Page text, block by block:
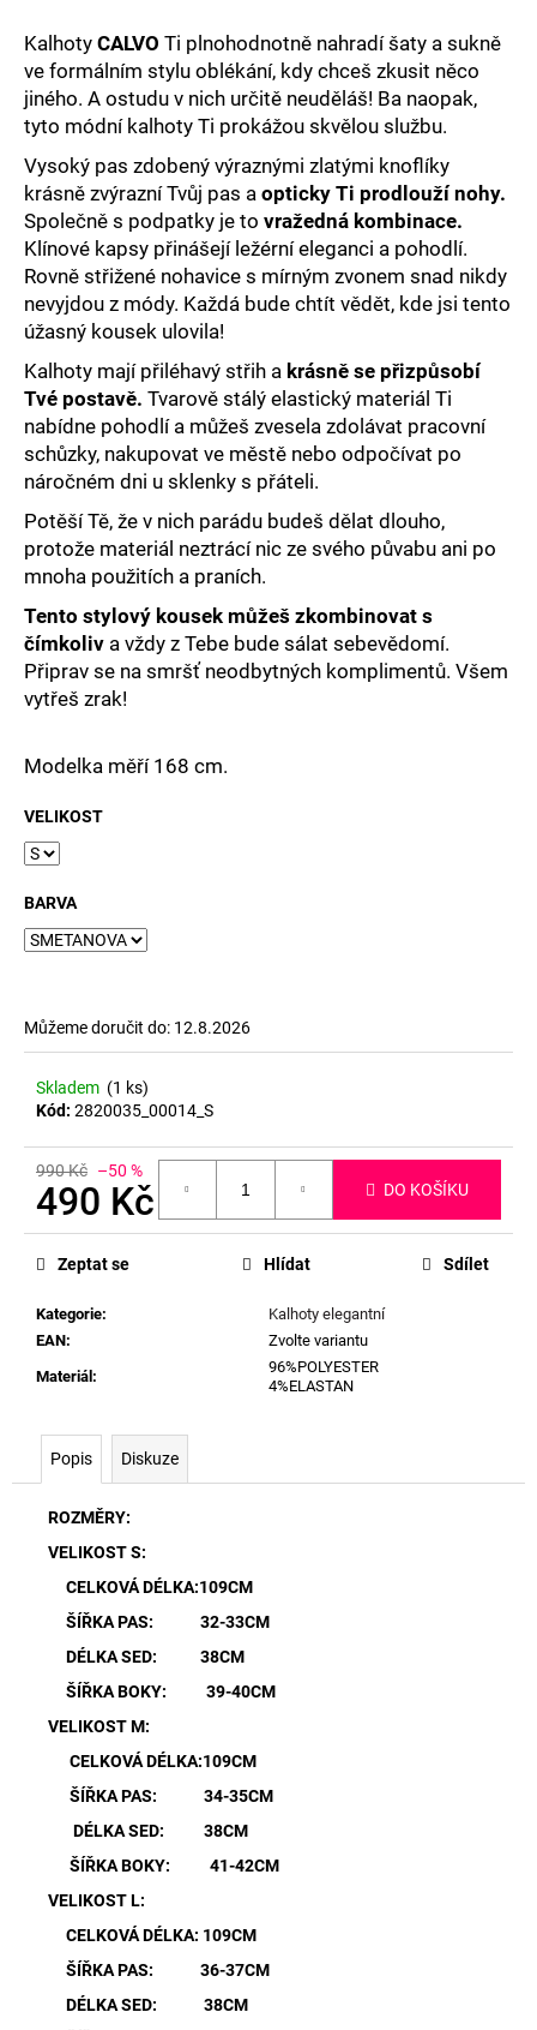
Kalhoty CALVO Ti plnohodnotně nahradí šaty a sukně
ve formálním stylu oblékání, kdy chceš zkusit něco
jiného. A ostudu v nich určitě neuděláš! Ba naopak,
tyto módní kalhoty Ti prokážou skvělou službu.
Vysoký pas zdobený výraznými zlatými knoflíky
krásně zvýrazní Tvůj pas a opticky Ti prodlouží nohy.
Společně s podpatky je to vražedná kombinace.
Klínové kapsy přinášejí ležérní eleganci a pohodlí.
Rovně střižené nohavice s mírným zvonem snad nikdy
nevyjdou z módy. Každá bude chtít vědět, kde jsi tento
úžasný kousek ulovila!
Kalhoty mají přiléhavý střih a krásně se přizpůsobí
Tvé postavě. Tvarově stálý elastický materiál Ti
nabídne pohodlí a můžeš zvesela zdolávat pracovní
schůzky, nakupovat ve městě nebo odpočívat po
náročném dni u sklenky s přáteli.
Potěší Tě, že v nich parádu budeš dělat dlouho,
protože materiál neztrácí nic ze svého půvabu ani po
mnoha použitích a praních.
Tento stylový kousek můžeš zkombinovat s
čímkoliv a vždy z Tebe bude sálat sebevědomí.
Připrav se na smršť neodbytných komplimentů. Všem
vytřeš zrak!
Modelka měří 168 cm.
VELIKOST
BARVA
Můžeme doručit do: 12.8.2026
Skladem (1 ks)
Kód: 2820035_00014_S
990 Kč –50 %
490 Kč
Měrná
DO KOŠÍKU
Kategorie:
Kalhoty elegantní
EAN:
Zvolte variantu
Materiál:
96%POLYESTER
4%ELASTAN
Zeptat se Hlídat Sdílet
Popis Diskuze
ROZMĚRY:
VELIKOST S:
CELKOVÁ DÉLKA:109CM
ŠÍŘKA PAS: 32-33CM
DÉLKA SED: 38CM
ŠÍŘKA BOKY: 39-40CM
VELIKOST M:
CELKOVÁ DÉLKA:109CM
ŠÍŘKA PAS: 34-35CM
DÉLKA SED: 38CM
ŠÍŘKA BOKY: 41-42CM
VELIKOST L:
CELKOVÁ DÉLKA: 109CM
ŠÍŘKA PAS: 36-37CM
DÉLKA SED: 38CM
u
j
e
m
e